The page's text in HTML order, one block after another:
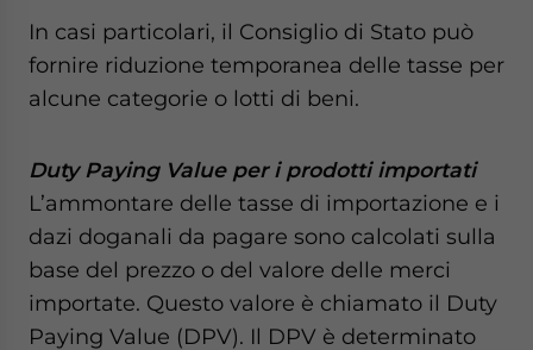
In casi particolari, il Consiglio di Stato può
fornire riduzione temporanea delle tasse per
alcune categorie o lotti di beni.
Duty Paying Value per i prodotti importati
L’ammontare delle tasse di importazione e i
dazi doganali da pagare sono calcolati sulla
base del prezzo o del valore delle merci
importate. Questo valore è chiamato il Duty
Paying Value (DPV). Il DPV è determinato